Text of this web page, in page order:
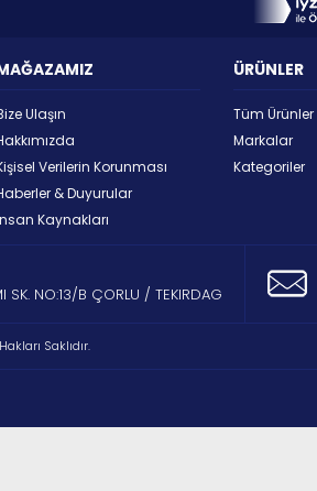
Ulaşın
Verilerin Korunması
& Duyurular
Kaynakları
ÜRÜNLER
Tüm Ürünler
Markalar
Kategoriler
SK. NO:13/B ÇORLU / TEKIRDAG
Saklıdır.